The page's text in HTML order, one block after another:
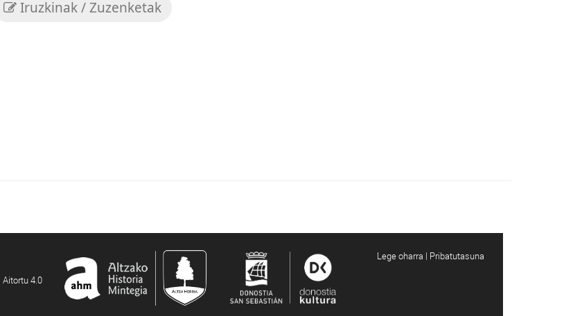
Iruzkinak / Zuzenketak
Aitortu 4.0
Lege oharra | Pribatutasuna